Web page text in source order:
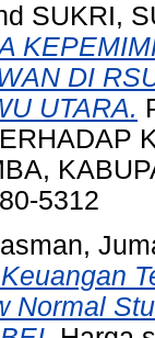
SUKRI,
DI
UTARA.
5312
Normal